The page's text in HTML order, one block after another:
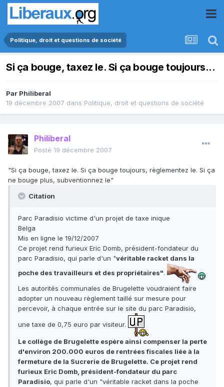
Politique, droit et questions de société
Si ça bouge, taxez le. Si ça bouge toujours...
Par Philiberal
19 décembre 2007 dans Politique, droit et questions de société
Philiberal
Posté 19 décembre 2007
"Si ça bouge, taxez le. Si ça bouge toujours, règlementez le. Si ça
ne bouge plus, subventionnez le"
Citation
Parc Paradisio victime d'un projet de taxe inique
Belga
Mis en ligne le 19/12/2007
Ce projet rend furieux Eric Domb, président-fondateur du
parc Paradisio, qui parle d'un "véritable racket dans la
poche des travailleurs et des propriétaires".
Les autorités communales de Brugelette voudraient faire
adopter un nouveau règlement taillé sur mesure pour
percevoir, à chaque entrée sur le site du parc Paradisio,
une taxe de 0,75 euro par visiteur.
Le collège de Brugelette espère ainsi compenser la perte
d'environ 200.000 euros de rentrées fiscales liée à la
fermeture de la Sucrerie de Brugelette. Ce projet rend
furieux Eric Domb, président-fondateur du parc
Paradisio, qui parle d'un "véritable racket dans la poche